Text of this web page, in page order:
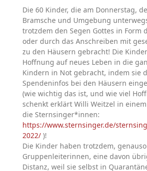
Die 60 Kinder, die am Donnerstag,
Bramsche und Umgebung
trotzdem den Segen Gottes in Form
oder durch das Anschreiben mit
zu den Häusern gebracht! Die
Hoffnung auf neues Leben in die
Kindern in Not gebracht, indem sie
Spendeninfos bei den Häusern
(wie wichtig das ist, und wie viel
schenkt erklärt Willi Weitzel in
die Sternsinger*innen:
https://www.sternsinger.de/
2022/ )!
Die Kinder haben trotzdem,
Gruppenleiterinnen, eine davon
Distanz, weil sie selbst in